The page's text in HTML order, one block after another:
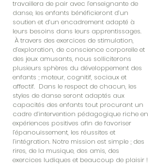
travaillera de pair avec l’enseignante de
danse, les enfants bénéficieront d’un
soutien et d’un encadrement adapté à
leurs besoins dans leurs apprentissages.
À travers des exercices de stimulation,
d’exploration, de conscience corporelle et
des jeux amusants, nous solliciterons
plusieurs sphères du développement des
enfants ; moteur, cognitif, sociaux et
affectif. Dans le respect de chacun, les
styles de danse seront adaptés aux
capacités des enfants tout procurant un
cadre d’intervention pédagogique riche en
expériences positives afin de favoriser
l’épanouissement, les réussites et
l’intégration. Notre mission est simple ; des
rires, de la musique, des amis, des
exercices ludiques et beaucoup de plaisir !